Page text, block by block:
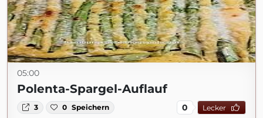
05:00
Polenta-Spargel-Auflauf
3 0 Speichern 0 Lecker